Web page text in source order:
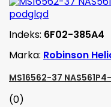
podgląd
Indeks: 6F02-385A4
Marka: Robinson
MS16562-37
(0)